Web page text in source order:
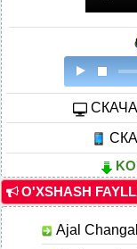
O'XSHASH
Ajal